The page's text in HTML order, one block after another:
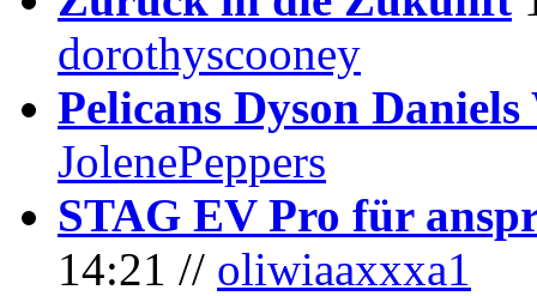
dorothyscooney
Pelicans Dyson
JolenePeppers
STAG EV Pro für
14:21 // oliwiaaxxxa1